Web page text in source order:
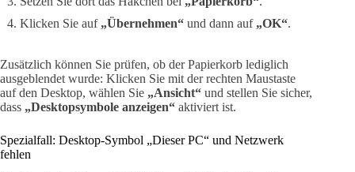
Klicken Sie auf „Übernehmen“ und dann auf „OK“.
Zusätzlich können Sie prüfen, ob der Papierkorb lediglich
ausgeblendet wurde: Klicken Sie mit der rechten Maustaste
auf den Desktop, wählen Sie „Ansicht“ und stellen Sie sicher,
dass „Desktopsymbole anzeigen“ aktiviert ist.
Spezialfall: Desktop-Symbol „Dieser PC“ und Netzwerk
fehlen